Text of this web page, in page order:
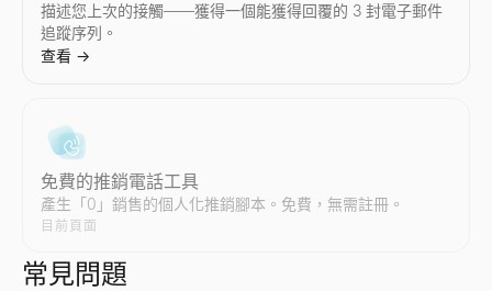
描述您上次的接觸——獲得一個能獲得回覆的 3 封電子郵件
追蹤序列。
查看 →
免費的推銷電話工具
產生「0」銷售的個人化推銷腳本。免費，無需註冊。
目前頁面
常見問題